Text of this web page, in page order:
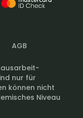
AGB
nur für
können nicht
Niveau